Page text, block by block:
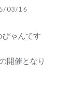
03/16
ぴゃんです
開催となり